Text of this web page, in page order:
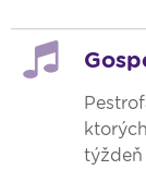
týždeň